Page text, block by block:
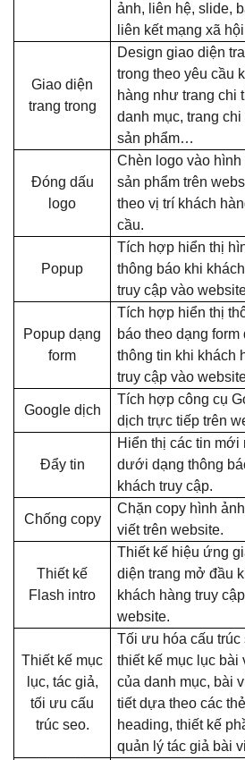
ảnh, liên hệ, slide,
liên kết mạng xã hội
Giao diện
trang trong
Design giao diện
trong theo yêu cầu
hàng như trang chi
danh mục, trang chi
sản phẩm…
Đóng dấu
logo
Chèn logo vào hình
sản phẩm trên
theo vị trí khách
cầu.
Popup
Tích hợp hiển thị
thông báo khi
truy cập vào
Popup dạng
form
Tích hợp hiển thị
báo theo dạng form
thông tin khi khách
truy cập vào
Google dịch
Tích hợp công cụ
dịch trực tiếp trên
Đẩy tin
Hiển thị các tin mới
dưới dạng thông
khách truy cập.
Chống copy
Chặn copy hình
viết trên website.
Thiết kế
Flash intro
Thiết kế hiệu ứng
diện trang mở đầu
khách hàng truy
website.
Thiết kế mục
lục, tác giả,
tối ưu cấu
trúc seo.
Tối ưu hóa cấu trúc
thiết kế mục lục bài
của danh mục, bài
tiết dựa theo các thẻ
heading, thiết kế
quản lý tác giả bài